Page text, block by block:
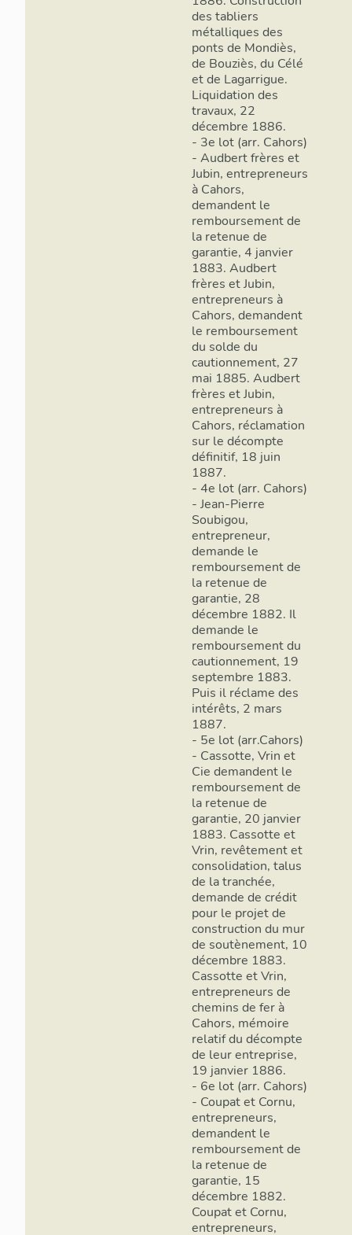
des tabliers
métalliques des
ponts de Mondiès,
de Bouziès, du Célé
et de Lagarrigue.
Liquidation des
travaux, 22
décembre 1886.
- 3e lot (arr. Cahors)
- Audbert frères et
Jubin, entrepreneurs
à Cahors,
demandent le
remboursement de
la retenue de
garantie, 4 janvier
1883. Audbert
frères et Jubin,
entrepreneurs à
Cahors, demandent
le remboursement
du solde du
cautionnement, 27
mai 1885. Audbert
frères et Jubin,
entrepreneurs à
Cahors, réclamation
sur le décompte
définitif, 18 juin
1887.
- 4e lot (arr. Cahors)
- Jean-Pierre
Soubigou,
entrepreneur,
demande le
remboursement de
la retenue de
garantie, 28
décembre 1882. Il
demande le
remboursement du
cautionnement, 19
septembre 1883.
Puis il réclame des
intérêts, 2 mars
1887.
- 5e lot (arr.Cahors)
- Cassotte, Vrin et
Cie demandent le
remboursement de
la retenue de
garantie, 20 janvier
1883. Cassotte et
Vrin, revêtement et
consolidation, talus
de la tranchée,
demande de crédit
pour le projet de
construction du mur
de soutènement, 10
décembre 1883.
Cassotte et Vrin,
entrepreneurs de
chemins de fer à
Cahors, mémoire
relatif du décompte
de leur entreprise,
19 janvier 1886.
- 6e lot (arr. Cahors)
- Coupat et Cornu,
entrepreneurs,
demandent le
remboursement de
la retenue de
garantie, 15
décembre 1882.
Coupat et Cornu,
entrepreneurs,